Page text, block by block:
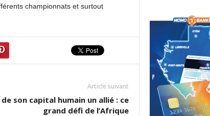
championnats et surtout
Article suivant
de son capital humain un allié : ce
grand défi de l’Afrique